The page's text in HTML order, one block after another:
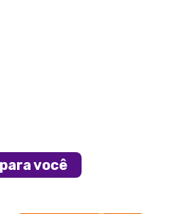
você